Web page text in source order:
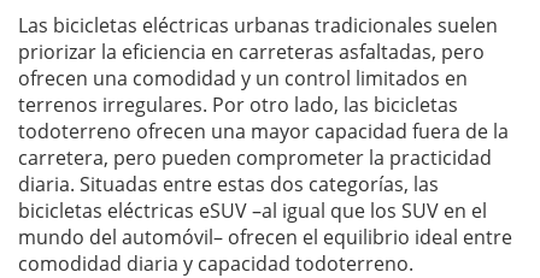
Las bicicletas eléctricas urbanas tradicionales suelen
priorizar la eficiencia en carreteras asfaltadas, pero
ofrecen una comodidad y un control limitados en
terrenos irregulares. Por otro lado, las bicicletas
todoterreno ofrecen una mayor capacidad fuera de la
carretera, pero pueden comprometer la practicidad
diaria. Situadas entre estas dos categorías, las
bicicletas eléctricas eSUV –al igual que los SUV en el
mundo del automóvil– ofrecen el equilibrio ideal entre
comodidad diaria y capacidad todoterreno.